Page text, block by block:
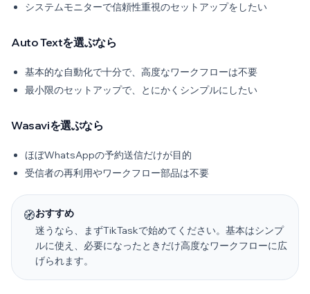
システムモニターで信頼性重視のセットアップをしたい
Auto Textを選ぶなら
基本的な自動化で十分で、高度なワークフローは不要
最小限のセットアップで、とにかくシンプルにしたい
Wasaviを選ぶなら
ほぼWhatsAppの予約送信だけが目的
受信者の再利用やワークフロー部品は不要
🧭おすすめ
迷うなら、まずTikTaskで始めてください。基本はシンプ
ルに使え、必要になったときだけ高度なワークフローに広
げられます。